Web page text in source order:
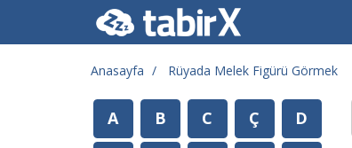
Anasayfa Rüyada Melek Figürü Görmek
A B C Ç
D